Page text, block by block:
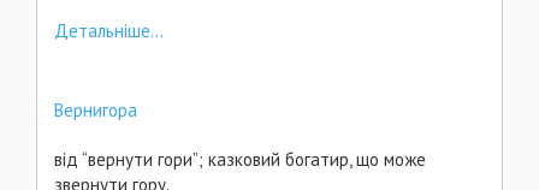
Детальніше...
Вернигора
від “вернути гори”; казковий богатир, що може
звернути гору.